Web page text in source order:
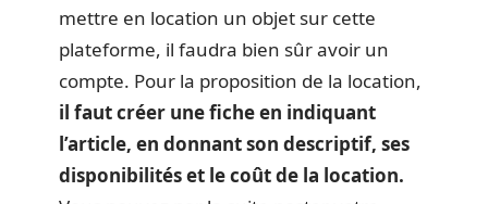
mettre en location un objet sur cette
plateforme, il faudra bien sûr avoir un
compte. Pour la proposition de la location,
il faut créer une fiche en indiquant
l’article, en donnant son descriptif, ses
disponibilités et le coût de la location.